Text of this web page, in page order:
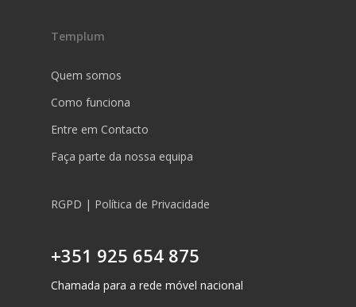
Templum
Quem somos
Como funciona
Entre em Contacto
Faça parte da nossa equipa
RGPD | Política de Privacidade
+351 925 654 875
Chamada para a rede móvel nacional